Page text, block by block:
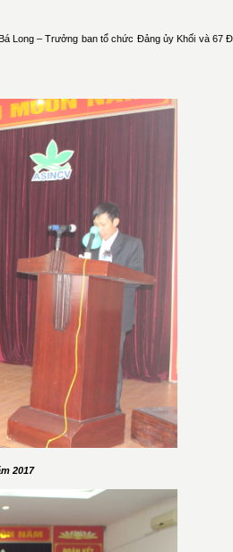
Long – Trưởng ban tổ chức Đảng ủy Khối và 67
2017